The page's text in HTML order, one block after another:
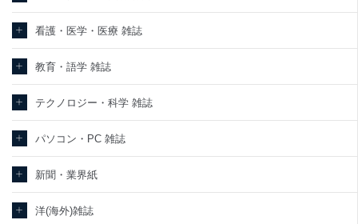
1 ス等をご利用の方の個
人情報
購入商品の配送のため
歴や購買履歴等の情報を分析して、趣
味・嗜好に
当社にお問合わせいた
だいた方の個人情報
レーター教育など応対品質向上のため
3
ービス利用者
看護・医学・医療 雑誌
教育・語学 雑誌
テクノロジー・科学 雑誌
パソコン・PC 雑誌
新聞・業界紙
洋(海外)雑誌